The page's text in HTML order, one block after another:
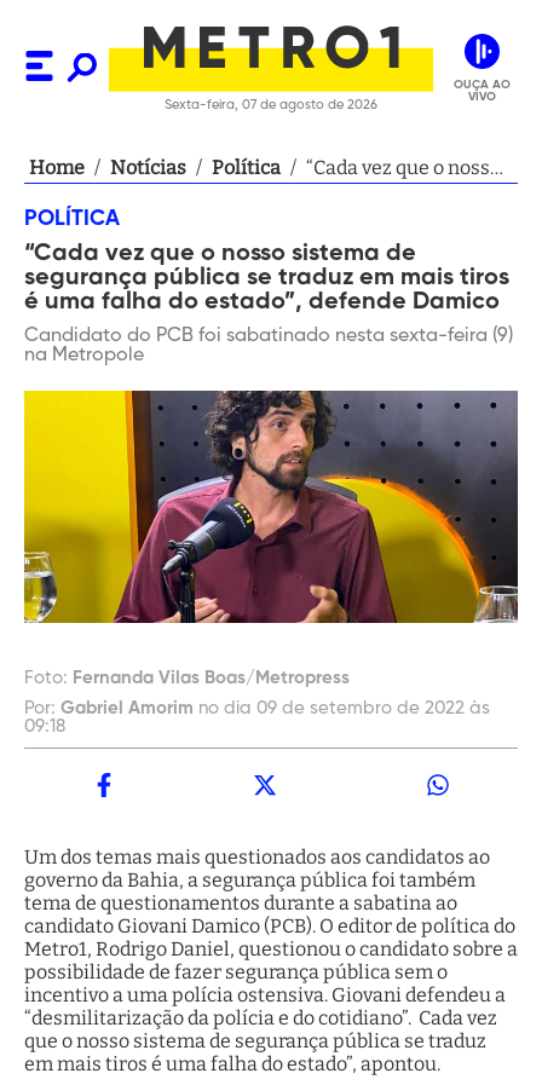
Sexta-feira, 07 de agosto de 2026
OUÇA AO
VIVO
Home / Notícias / Política / “Cada vez que o nosso
mais tiros é uma falha
do estado”, defende
Damico
POLÍTICA
“Cada vez que o nosso sistema de
segurança pública se traduz em mais tiros
é uma falha do estado”, defende Damico
Candidato do PCB foi sabatinado nesta sexta-feira (9)
na Metropole
Foto: Fernanda Vilas Boas/Metropress
Por: Gabriel Amorim no dia 09 de setembro de 2022 às
09:18
Um dos temas mais questionados aos candidatos ao
governo da Bahia, a segurança pública foi também
tema de questionamentos durante a sabatina ao
candidato Giovani Damico (PCB). O editor de política do
Metro1, Rodrigo Daniel, questionou o candidato sobre a
possibilidade de fazer segurança pública sem o
incentivo a uma polícia ostensiva. Giovani defendeu a
“desmilitarização da polícia e do cotidiano”. Cada vez
que o nosso sistema de segurança pública se traduz
em mais tiros é uma falha do estado”, apontou.